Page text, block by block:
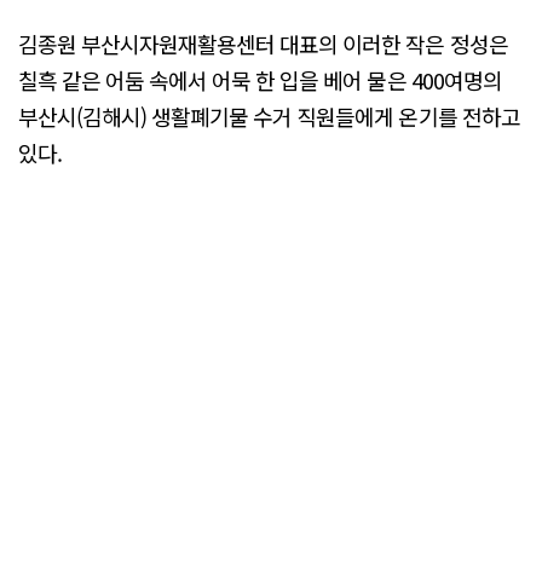
김종원 부산시자원재활용센터 대표의 이러한 작은 정성은
칠흑 같은 어둠 속에서 어묵 한 입을 베어 물은 400여명의
부산시(김해시) 생활폐기물 수거 직원들에게 온기를 전하고
있다.